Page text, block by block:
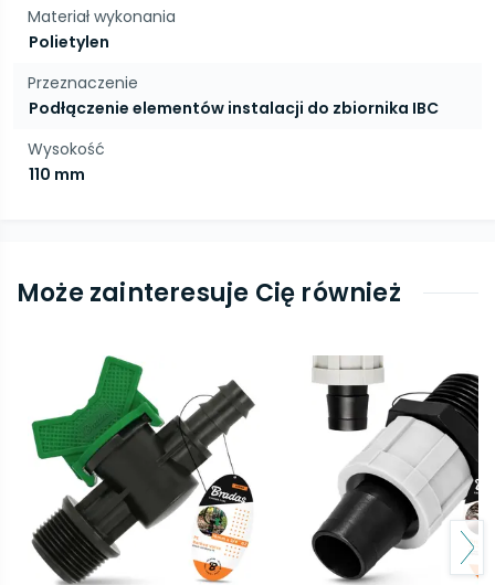
Materiał wykonania
Polietylen
Przeznaczenie
Podłączenie elementów instalacji do zbiornika IBC
Wysokość
110 mm
Może zainteresuje Cię również